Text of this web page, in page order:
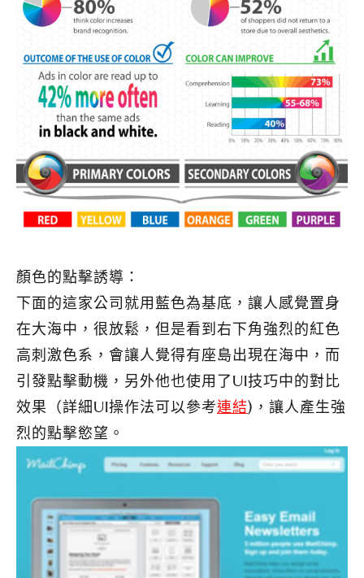
顏色的點擊誘導：
下面的這家公司就用藍色為基底，讓人感覺置身
在大海中，很放鬆，但是看到右下角強烈的紅色
高刺激色系，會讓人覺得有座島出現在海中，而
引發點擊動機，另外他也使用了UI技巧中的對比
效果（詳細UI操作法可以參考連結)，讓人產生強
烈的點擊慾望。